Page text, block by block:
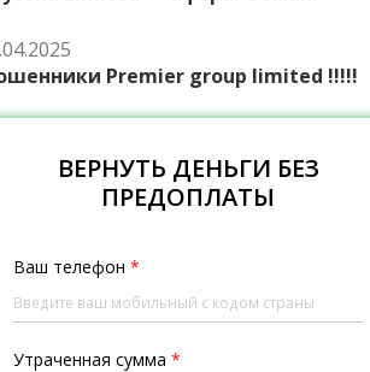
Premier group limited !!!!!
ВЕРНУТЬ ДЕНЬГИ БЕЗ
ПРЕДОПЛАТЫ
Ваш телефон *
Утраченная сумма *